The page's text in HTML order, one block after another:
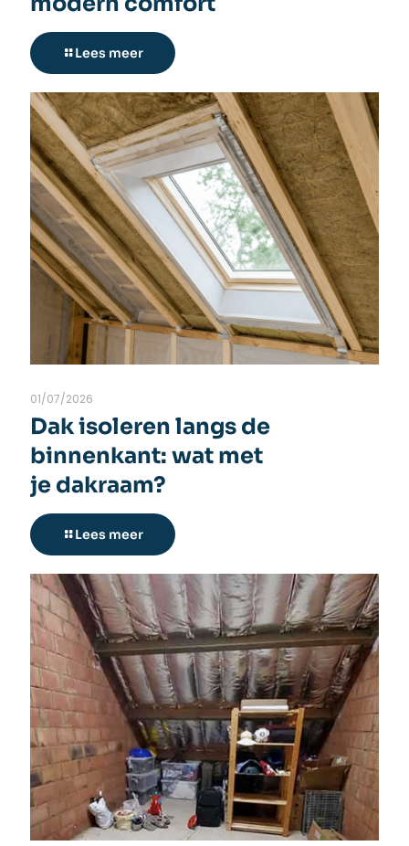
Lees meer
01/07/2026
Dak isoleren langs de
binnenkant: wat met
je dakraam?
Lees meer